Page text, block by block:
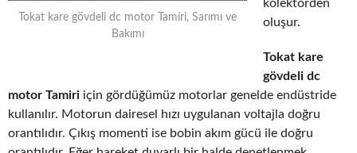
Tokat kare gövdeli dc motor Tamiri, Sarımı ve
Bakımı
kolektörden
oluşur.
Tokat kare
gövdeli dc
motor Tamiri için gördüğümüz motorlar genelde endüstride
kullanılır. Motorun dairesel hızı uygulanan voltajla doğru
orantılıdır. Çıkış momenti ise bobin akım gücü ile doğru